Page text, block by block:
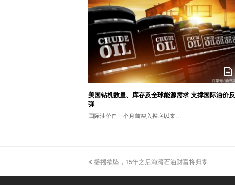
美国钻机数量、库存及全球能源需求 支撑国际油价反
弹
国际油价自一个月前深入探底以来…
previous
摇摇欲坠，15年之后海湾石油财富将归零